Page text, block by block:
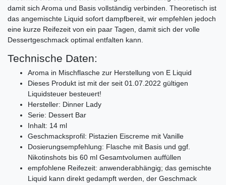
damit sich Aroma und Basis vollständig verbinden. Theoretisch ist
das angemischte Liquid sofort dampfbereit, wir empfehlen jedoch
eine kurze Reifezeit von ein paar Tagen, damit sich der volle
Dessertgeschmack optimal entfalten kann.
Technische Daten:
Aroma in Mischflasche zur Herstellung von E Liquid
Dieses Produkt ist mit der seit 01.07.2022 gültigen
Liquidsteuer besteuert!
Hersteller: Dinner Lady
Serie: Dessert Bar
Inhalt: 14 ml
Geschmacksprofil: Pistazien Eiscreme mit Vanille
Dosierungsempfehlung: Flasche mit Basis und ggf.
Nikotinshots bis 60 ml Gesamtvolumen auffüllen
empfohlene Reifezeit: anwenderabhängig; das gemischte
Liquid kann direkt gedampft werden, der Geschmack